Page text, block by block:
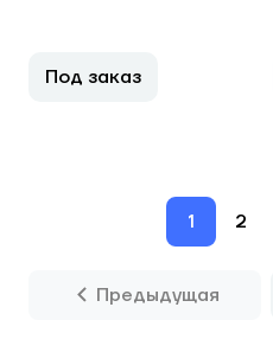
Под заказ
1 2
Предыдущая